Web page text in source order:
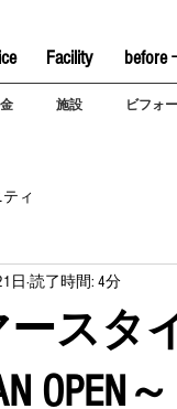
Facility before
施設 ビフォ
ィ
ースタ
OPEN～
日 読了時間: 4分